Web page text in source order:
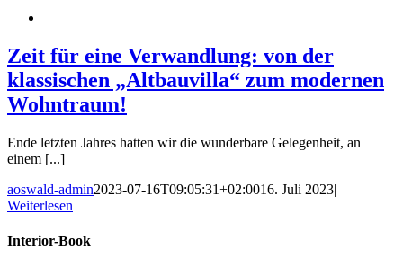
Zeit für eine Verwandlung: von der
klassischen „Altbauvilla“ zum modernen
Wohntraum!
Ende letzten Jahres hatten wir die wunderbare Gelegenheit, an
einem [...]
aoswald-admin2023-07-16T09:05:31+02:0016. Juli 2023|
Weiterlesen
Interior-Book